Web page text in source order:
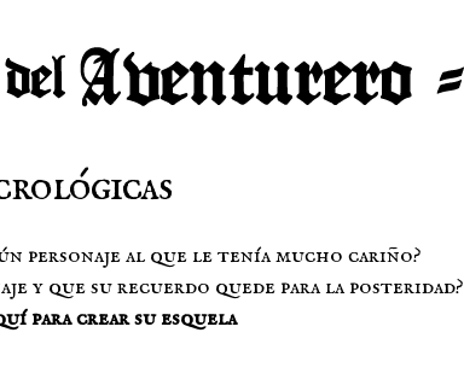
personaje al que le tenía mucho cariño?
y que su recuerdo quede para la posteridad?
para crear su esquela